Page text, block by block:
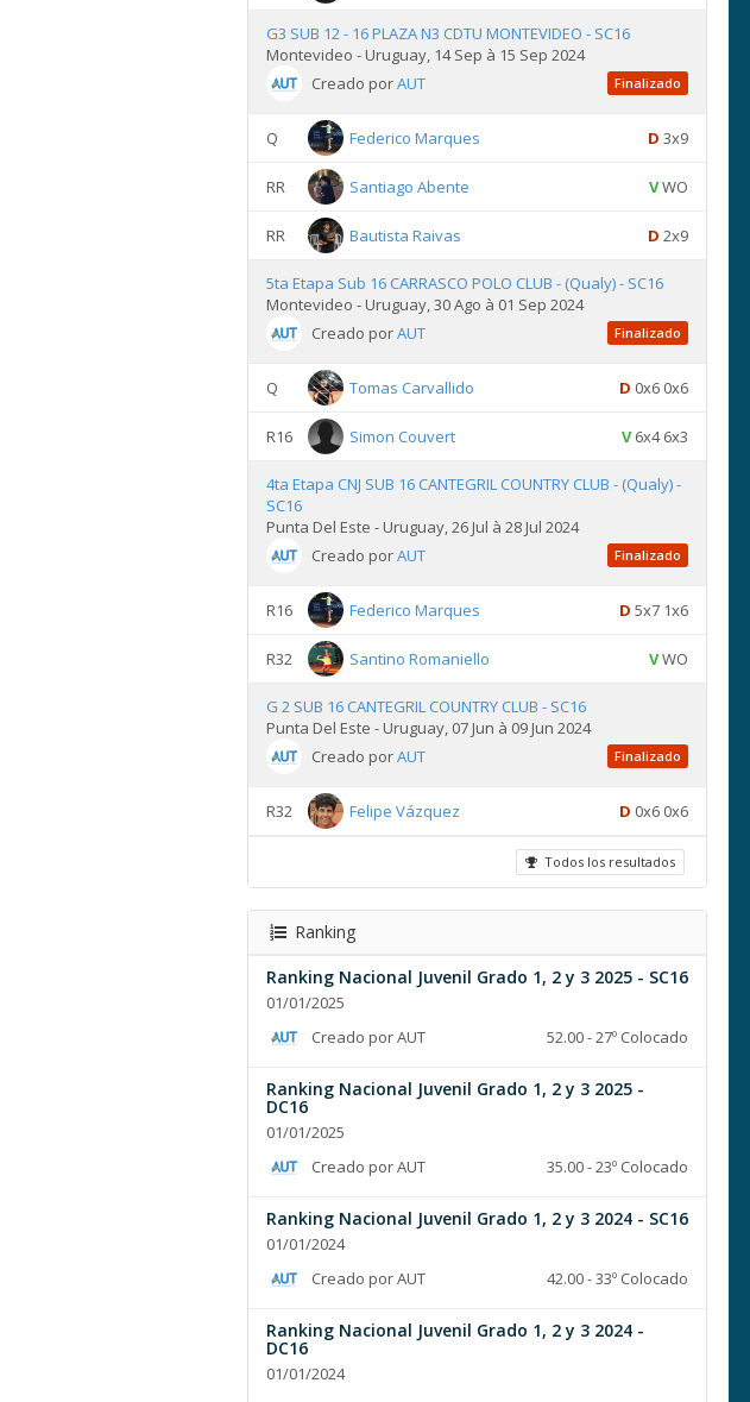
G3 SUB 12 - 16 PLAZA N3 CDTU MONTEVIDEO - SC16
Montevideo - Uruguay, 14 Sep à 15 Sep 2024
Creado porAUT Finalizado
Q Federico Marques D 3x9
RR Santiago Abente VWO
RR Bautista Raivas D 2x9
5ta Etapa Sub 16 CARRASCO POLO CLUB - (Qualy) - SC16
Montevideo - Uruguay, 30 Ago à 01 Sep 2024
Creado porAUT Finalizado
Q Tomas Carvallido D 0x6 0x6
R16 Simon Couvert V6x4 6x3
4ta Etapa CNJ SUB 16 CANTEGRIL COUNTRY CLUB - (Qualy) -
SC16
Punta Del Este - Uruguay, 26 Jul à 28 Jul 2024
Creado porAUT Finalizado
R16 Federico Marques D 5x7 1x6
R32 Santino Romaniello VWO
G 2 SUB 16 CANTEGRIL COUNTRY CLUB - SC16
Punta Del Este - Uruguay, 07 Jun à 09 Jun 2024
Creado porAUT Finalizado
R32 Felipe Vázquez D 0x6 0x6
Todos los resultados
Ranking
Ranking Nacional Juvenil Grado 1, 2 y 3 2025 - SC16
01/01/2025
Creado por AUT
52.00 - 27º Colocado
Ranking Nacional Juvenil Grado 1, 2 y 3 2025 -
DC16
01/01/2025
Creado por AUT
35.00 - 23º Colocado
Ranking Nacional Juvenil Grado 1, 2 y 3 2024 - SC16
01/01/2024
Creado por AUT
42.00 - 33º Colocado
Ranking Nacional Juvenil Grado 1, 2 y 3 2024 -
DC16
01/01/2024